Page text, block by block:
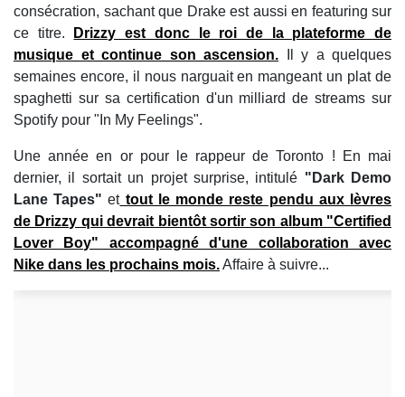
consécration, sachant que Drake est aussi en featuring sur
ce titre.
Drizzy est donc le roi de la plateforme de
musique et continue son ascension. Il y a quelques
semaines encore, il nous narguait en mangeant un plat de
spaghetti sur sa certification d'un milliard de streams sur
Spotify pour "In My Feelings".
Une année en or pour le rappeur de Toronto ! En mai
dernier, il sortait un projet surprise, intitulé "Dark Demo
Lane Tapes" ettout le monde reste pendu aux lèvres
de Drizzy qui devrait bientôt sortir son album "Certified
Lover Boy" accompagné d'une collaboration avec
Nike dans les prochains mois.Affaire à suivre...